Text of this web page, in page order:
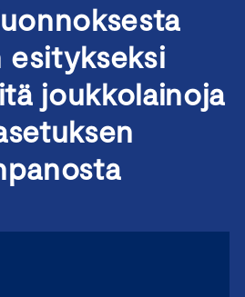
esitykseksi
joukkolainoja